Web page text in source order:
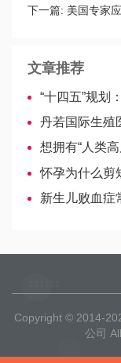
下一篇: 美国专家
文章推荐
“十四五”规划：我国将探索实施
丹若国际生殖
想拥有“人类高质量精子”，快get这6
怀孕为什么剪短发？你不知道
新生儿败血症常见的7大并发症，化脓性脑
Copyright © 2014-
公司